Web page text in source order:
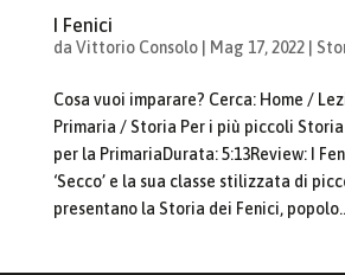
I Fenici
da Vittorio Consolo| Mag 17, 2022|
Cosa vuoi imparare? Cerca: Home /
Primaria / Storia Per i più piccoli
per la PrimariaDurata: 5:13Review: I
‘Secco’ e la sua classe stilizzata di
presentano la Storia dei Fenici,